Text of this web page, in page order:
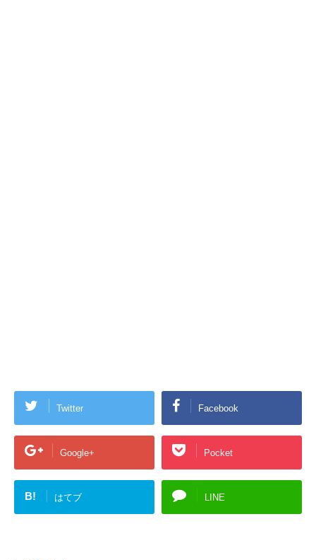
Twitter Facebook
Google+ Pocket
B! はてブ LINE